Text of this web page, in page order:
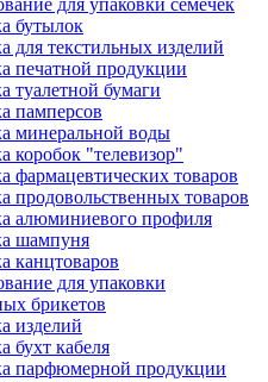
для упаковки семечек
бутылок
для текстильных изделий
печатной продукции
туалетной бумаги
памперсов
минеральной воды
коробок "телевизор"
фармацевтических товаров
продовольственных товаров
алюминиевого профиля
шампуня
канцтоваров
для упаковки
брикетов
изделий
бухт кабеля
парфюмерной продукции